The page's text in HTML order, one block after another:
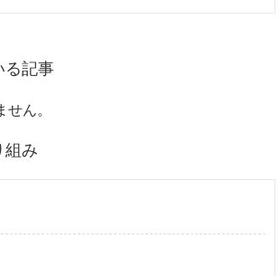
る記事
せん。
組み